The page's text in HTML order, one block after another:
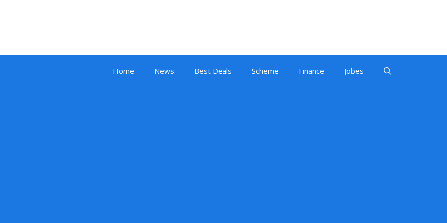
Home News Best Deals Scheme Finance Jobes